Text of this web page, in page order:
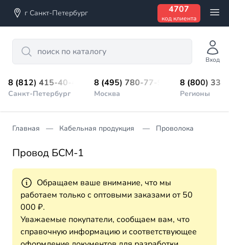
г Санкт-Петербург 4707
код клиента
Search
Вход
8 (812) 415-40-45
Санкт-Петербург
8 (495) 780-77-98
Москва
8 (800)
Регионы
Главная Кабельная продукция Проволока
Провод БСМ-1
Обращаем ваше внимание, что мы
работаем только с оптовыми заказами от 50
000 ₽.
Уважаемые покупатели, сообщаем вам, что
справочную информацию и соответствующее